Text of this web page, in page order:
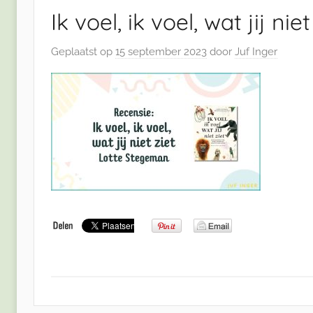
Ik voel, ik voel, wat jij
Geplaatst op 15 september 2023 door Juf Inger